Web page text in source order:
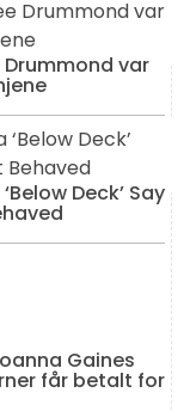
Drummond var
Deck’ Say
Gaines
får betalt for